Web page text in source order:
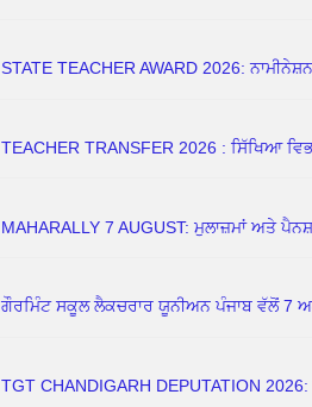
STATE TEACHER AWARD 2026:
TEACHER TRANSFER 2026 : ਸਿੱਖਿਆ
MAHARALLY 7 AUGUST: ਮੁਲਾਜ਼ਮਾਂ ਅਤੇ
ਗੌਰਮਿੰਟ ਸਕੂਲ ਲੈਕਚਰਾਰ ਯੂਨੀਅਨ ਪੰਜਾਬ ਵੱਲੋਂ 7
TGT CHANDIGARH DEPUTATION